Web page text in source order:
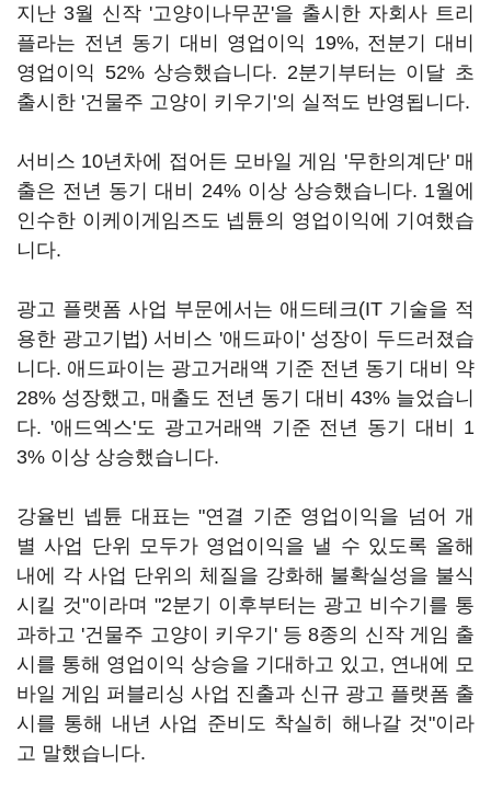
지난 3월 신작 '고양이나무꾼'을 출시한 자회사 트리
플라는 전년 동기 대비 영업이익 19%, 전분기 대비
영업이익 52% 상승했습니다. 2분기부터는 이달 초
출시한 '건물주 고양이 키우기'의 실적도 반영됩니다.
서비스 10년차에 접어든 모바일 게임 '무한의계단' 매
출은 전년 동기 대비 24% 이상 상승했습니다. 1월에
인수한 이케이게임즈도 넵튠의 영업이익에 기여했습
니다.
광고 플랫폼 사업 부문에서는 애드테크(IT 기술을 적
용한 광고기법) 서비스 '애드파이' 성장이 두드러졌습
니다. 애드파이는 광고거래액 기준 전년 동기 대비 약
28% 성장했고, 매출도 전년 동기 대비 43% 늘었습니
다. '애드엑스'도 광고거래액 기준 전년 동기 대비 1
3% 이상 상승했습니다.
강율빈 넵튠 대표는 "연결 기준 영업이익을 넘어 개
별 사업 단위 모두가 영업이익을 낼 수 있도록 올해
내에 각 사업 단위의 체질을 강화해 불확실성을 불식
시킬 것"이라며 "2분기 이후부터는 광고 비수기를 통
과하고 '건물주 고양이 키우기' 등 8종의 신작 게임 출
시를 통해 영업이익 상승을 기대하고 있고, 연내에 모
바일 게임 퍼블리싱 사업 진출과 신규 광고 플랫폼 출
시를 통해 내년 사업 준비도 착실히 해나갈 것"이라
고 말했습니다.